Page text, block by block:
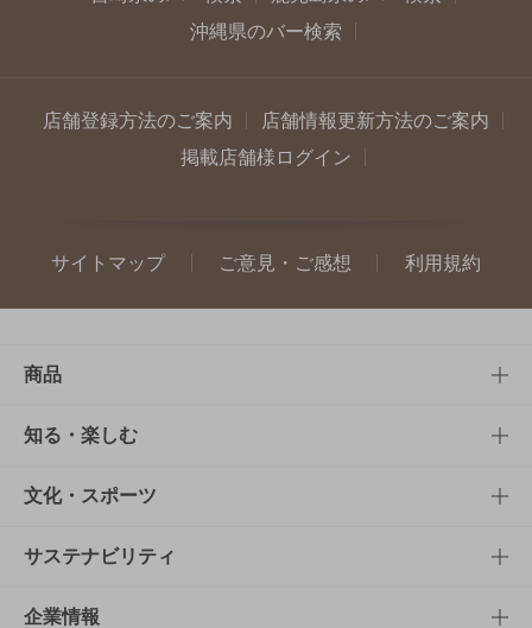
沖縄県のバー検索
店舗登録方法のご案内
店舗情報更新方法のご案内
掲載店舗様ログイン
サイトマップ ご意見・ご感想 利用規約
商品
商品TOP
商品一覧
商品発売情報
栄養成分一覧
知る・楽しむ
知る・楽しむTOP
キャンペーン
工場見学
文化・スポーツ
文化・スポーツTOP
サントリーホール
サステナビリティ
サステナビリティTOP
企業情報